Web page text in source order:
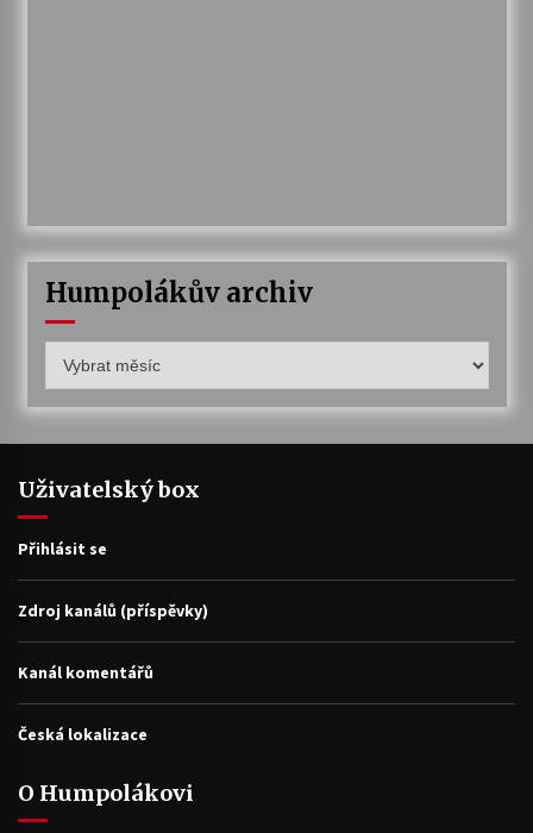
Humpolákův archiv
archiv
Uživatelský box
Přihlásit se
Zdroj kanálů (příspěvky)
Kanál komentářů
Česká lokalizace
O Humpolákovi